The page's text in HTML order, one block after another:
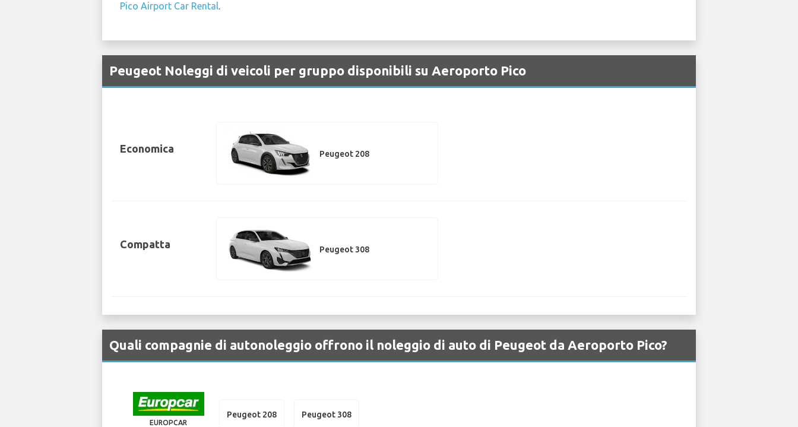
Pico Airport Car Rental.
Peugeot Noleggi di veicoli per gruppo disponibili su Aeroporto Pico
Economica Peugeot 208
Compatta Peugeot 308
Quali compagnie di autonoleggio offrono il noleggio di auto di Peugeot da Aeroporto Pico?
EUROPCAR
Peugeot 208 Peugeot 308